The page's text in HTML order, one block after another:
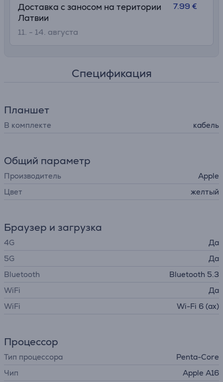
Доставка с заносом на територии
Латвии
11. - 14. августа
7.99 €
Спецификация
Планшет
В комплекте кабель
Общий параметр
Производитель
Apple
Цвет
желтый
Браузер и загрузка
4G
Да
5G
Да
Bluetooth
Bluetooth 5.3
WiFi
Да
WiFi
Wi-Fi 6 (ax)
Процессор
Тип процессора
Penta-Core
Чип
Apple A16